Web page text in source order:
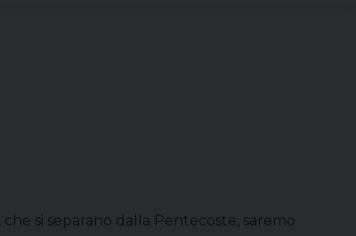
si separano dalla Pentecoste, saremo